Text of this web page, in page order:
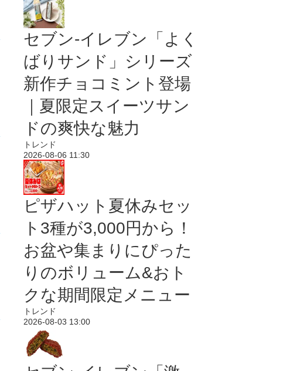
セブン‐イレブン「よく
ばりサンド」シリーズ
新作チョコミント登場
｜夏限定スイーツサン
ドの爽快な魅力
トレンド
2026-08-06 11:30
ピザハット夏休みセッ
ト3種が3,000円から！
お盆や集まりにぴった
りのボリューム&おト
クな期間限定メニュー
トレンド
2026-08-03 13:00